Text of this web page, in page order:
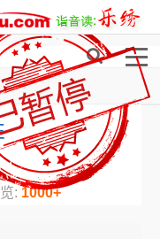
: 1000+